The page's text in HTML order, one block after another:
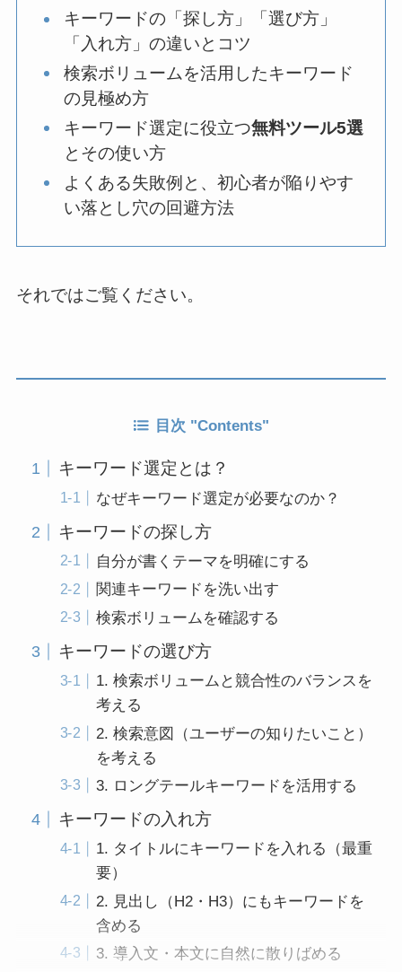
キーワードの「探し方」「選び方」
「入れ方」の違いとコツ
検索ボリュームを活用したキーワード
の見極め方
キーワード選定に役立つ無料ツール5選
とその使い方
よくある失敗例と、初心者が陥りやす
い落とし穴の回避方法
それではご覧ください。
目次 "Contents"
キーワード選定とは？
なぜキーワード選定が必要なのか？
キーワードの探し方
自分が書くテーマを明確にする
関連キーワードを洗い出す
検索ボリュームを確認する
キーワードの選び方
1. 検索ボリュームと競合性のバランスを
考える
2. 検索意図（ユーザーの知りたいこと）
を考える
3. ロングテールキーワードを活用する
キーワードの入れ方
1. タイトルにキーワードを入れる（最重
要）
2. 見出し（H2・H3）にもキーワードを
含める
3. 導入文・本文に自然に散りばめる